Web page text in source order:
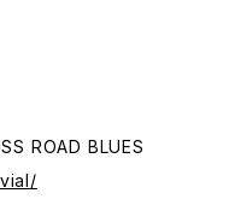
ROAD BLUES